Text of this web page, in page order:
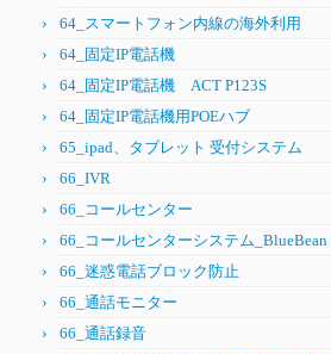
64_スマートフォン内線の海外利用
64_固定IP電話機
64_固定IP電話機 ACT P123S
64_固定IP電話機用POEハブ
65_ipad、タブレット 受付システム
66_IVR
66_コールセンター
66_コールセンターシステム_BlueBean
66_迷惑電話ブロック防止
66_通話モニター
66_通話録音